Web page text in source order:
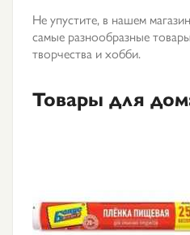
Не упустите, в нашем
самые разнообразные
творчества и хобби.
Товары для